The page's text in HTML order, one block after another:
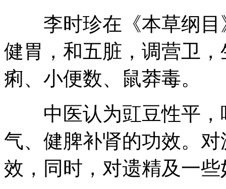
李时珍在《本草纲目
健胃，和五脏，调营卫
痢、小便数、鼠莽毒。
中医认为豇豆性平，
气、健脾补肾的功效。
效，同时，对遗精及一